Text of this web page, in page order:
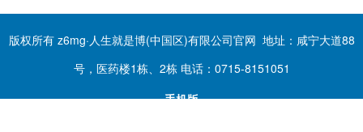
版权所有 z6mg·人生就是博(中国区)有限公司官网 地址：咸宁大道88
号，医药楼1栋、2栋 电话：0715-8151051
手机版